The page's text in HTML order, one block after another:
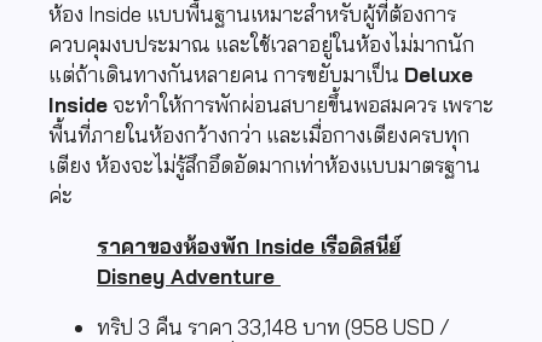
ห้อง Inside แบบพื้นฐานเหมาะสำหรับผู้ที่ต้องการ
ควบคุมงบประมาณ และใช้เวลาอยู่ในห้องไม่มากนัก
แต่ถ้าเดินทางกันหลายคน การขยับมาเป็น Deluxe
Inside จะทำให้การพักผ่อนสบายขึ้นพอสมควร เพราะ
พื้นที่ภายในห้องกว้างกว่า และเมื่อกางเตียงครบทุก
เตียง ห้องจะไม่รู้สึกอึดอัดมากเท่าห้องแบบมาตรฐาน
ค่ะ
ราคาของห้องพัก Inside เรือดิสนีย์
Disney Adventure
ทริป 3 คืน ราคา 33,148 บาท (958 USD /